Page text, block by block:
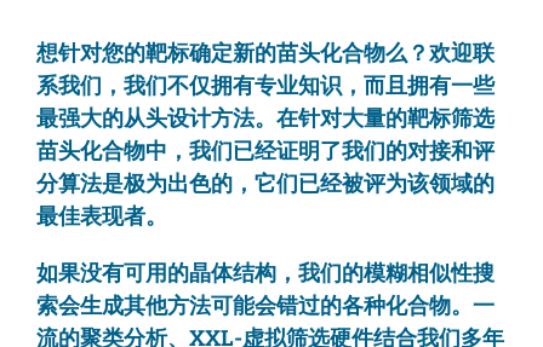
想针对您的靶标确定新的苗头化合物么？欢迎联
系我们，我们不仅拥有专业知识，而且拥有一些
最强大的从头设计方法。在针对大量的靶标筛选
苗头化合物中，我们已经证明了我们的对接和评
分算法是极为出色的，它们已经被评为该领域的
最佳表现者。
如果没有可用的晶体结构，我们的模糊相似性搜
索会生成其他方法可能会错过的各种化合物。一
流的聚类分析、XXL-虚拟筛选硬件结合我们多年